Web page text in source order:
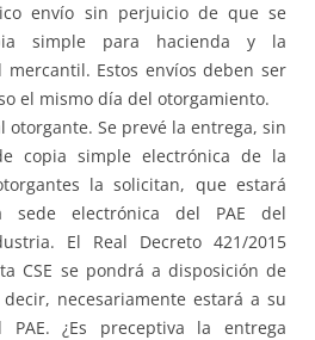
envío sin perjuicio de que se
simple para hacienda y la
Estos envíos deben ser
el mismo día del otorgamiento.
otorgante. Se prevé la entrega, sin
copia simple electrónica de la
la solicitan, que estará
sede electrónica del PAE del
El Real Decreto 421/2015
CSE se pondrá a disposición de
necesariamente estará a su
¿Es preceptiva la entrega